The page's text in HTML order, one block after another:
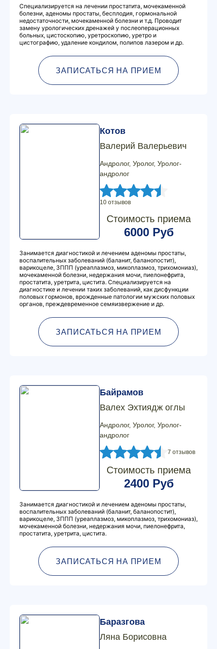
Специализируется на лечении простатита, мочекаменной
болезни, аденомы простаты, бесплодия, гормональной
недостаточности, мочекаменной болезни и т.д. Проводит
замену урологических дренажей у послеоперационных
больных, цистоскопию, уретроскопию, уретро и
цистографию, удаление кондилом, полипов лазером и др.
ЗАПИСАТЬСЯ НА ПРИЕМ
Котов
Валерий Валерьевич
Андролог, Уролог, Уролог-
андролог
10 отзывов
Стоимость приема
6000 Руб
Занимается диагностикой и лечением аденомы простаты,
воспалительных заболеваний (баланит, баланопостит),
варикоцеле, ЗППП (уреаплазмоз, микоплазмоз, трихомониаз),
мочекаменной болезни, недержания мочи, пиелонефрита,
простатита, уретрита, цистита. Специализируется на
диагностике и лечении таких заболеваний, как дисфункции
половых гормонов, врожденные патологии мужских половых
органов, преждевременное семяизвержение и др.
ЗАПИСАТЬСЯ НА ПРИЕМ
Байрамов
Валех Эхтиядж оглы
Андролог, Уролог, Уролог-
андролог
7 отзывов
Стоимость приема
2400 Руб
Занимается диагностикой и лечением аденомы простаты,
воспалительных заболеваний (баланит, баланопостит),
варикоцеле, ЗППП (уреаплазмоз, микоплазмоз, трихомониаз),
мочекаменной болезни, недержания мочи, пиелонефрита,
простатита, уретрита, цистита.
ЗАПИСАТЬСЯ НА ПРИЕМ
Баразгова
Ляна Борисовна